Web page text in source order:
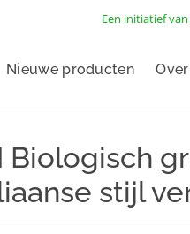
Een initiatief
Nieuwe producten
Biologisch
stijl